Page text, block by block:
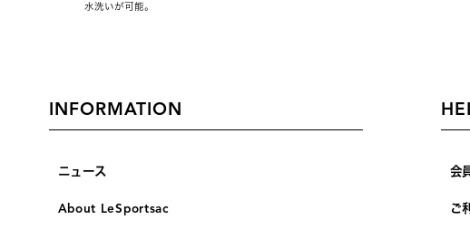
水洗いが可能。
INFORMATION
ニュース
About LeSportsac
会
ご